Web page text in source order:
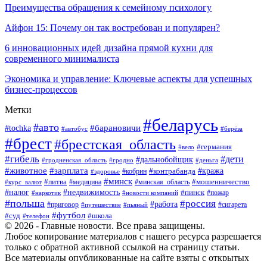
Преимущества обращения к семейному психологу
Айфон 15: Почему он так востребован и популярен?
6 инновационных идей дизайна прямой кухни для
современного минималиста
Экономика и управление: Ключевые аспекты для успешных
бизнес-процессов
Метки
#tochka #авто #автобус #барановичи #беларусь #берёза
#брест#брестская_область #вело #германия
#гибель #гродненская_область #гродно #дальнобойщик #деньга #дети
#животное #зарплата #здоровье #кобрин #контрабанда #кража
#курс_валют #литва #медицина #минск #минская_область #мошенничество
#налог #наркотик #недвижимость #новости компаний #пинск #пожар
#польша #приговор #путешествие #пьяный #работа #россия #сигарета
#суд #телефон #футбол #школа
© 2026 - Главные новости. Все права защищены.
Любое копирование материалов с нашего ресурса разрешается
только с обратной активной ссылкой на страницу статьи.
Все материалы опубликованные на сайте взяты с открытых